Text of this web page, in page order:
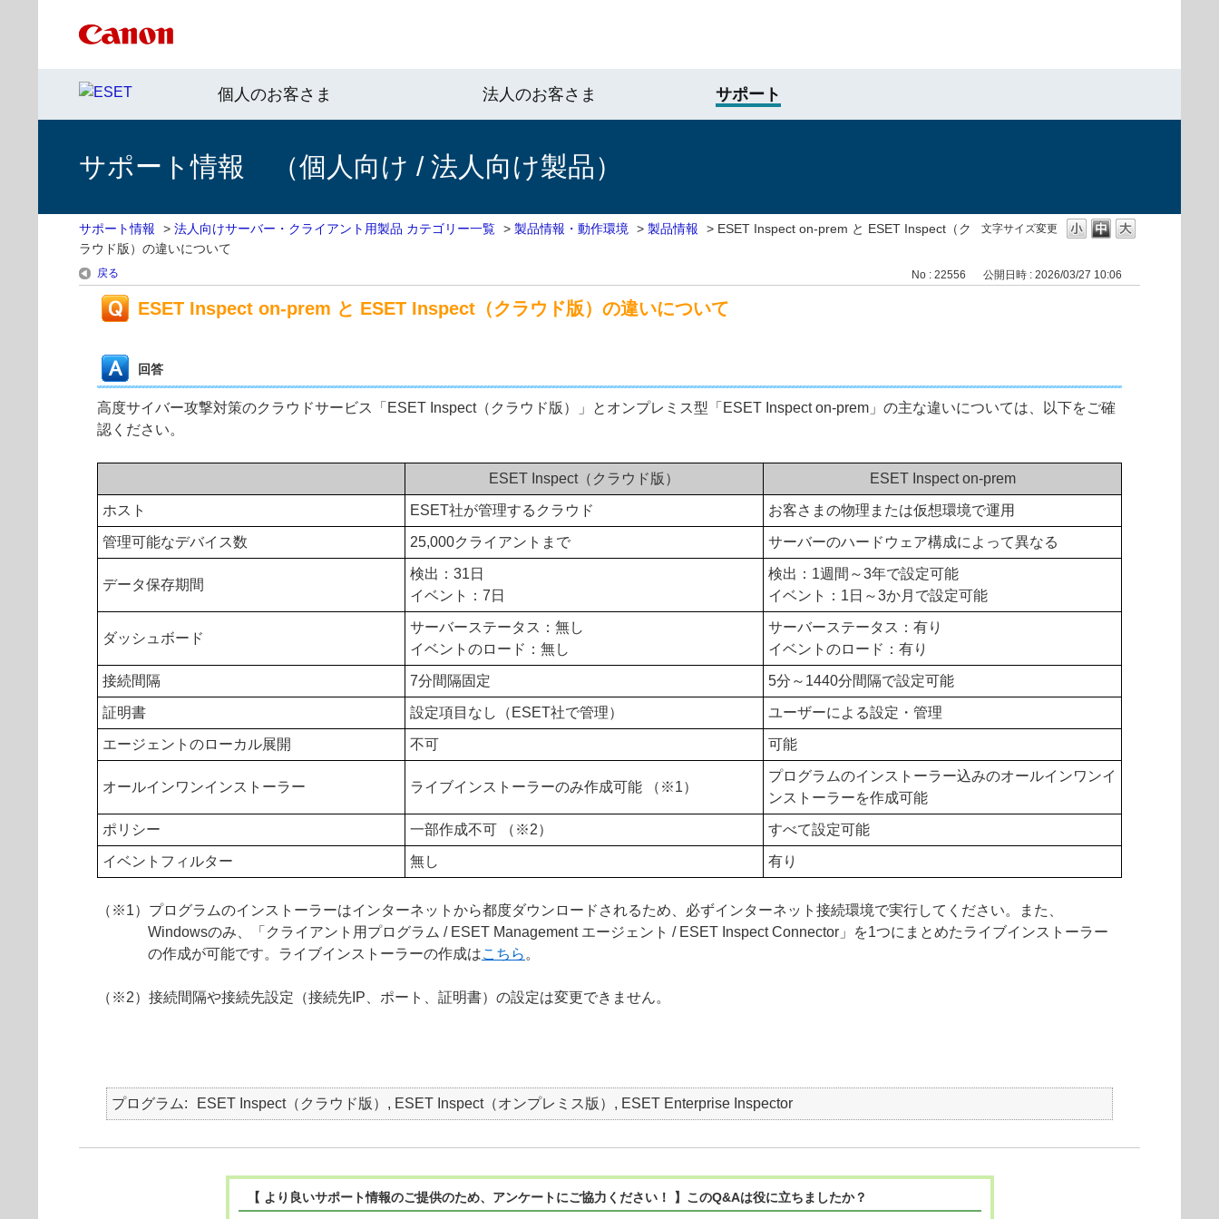
個人のお客さま 法人のお客さま サポート
サポート情報 （個人向け / 法人向け製品）
文字サイズ変更
サポート情報 > 法人向けサーバー・クライアント用製品 カテゴリー一覧 > 製品情報・動作環境 > 製品情報 > ESET Inspect on-prem と ESET Inspect（ク
ラウド版）の違いについて
戻る No : 22556 公開日時 : 2026/03/27 10:06
ESET Inspect on-prem と ESET Inspect（クラウド版）の違いについて
回答
高度サイバー攻撃対策のクラウドサービス「ESET Inspect（クラウド版）」とオンプレミス型「ESET Inspect on-prem」の主な違いについては、以下をご確
認ください。
ESET Inspect（クラウド版） ESET Inspect on-prem
ホスト ESET社が管理するクラウド お客さまの物理または仮想環境で運用
管理可能なデバイス数 25,000クライアントまで サーバーのハードウェア構成によって異なる
データ保存期間
検出：31日
イベント：7日
検出：1週間～3年で設定可能
イベント：1日～3か月で設定可能
ダッシュボード
サーバーステータス：無し
イベントのロード：無し
サーバーステータス：有り
イベントのロード：有り
接続間隔 7分間隔固定 5分～1440分間隔で設定可能
証明書 設定項目なし（ESET社で管理） ユーザーによる設定・管理
エージェントのローカル展開 不可 可能
オールインワンインストーラー ライブインストーラーのみ作成可能 （※1）
プログラムのインストーラー込みのオールインワンイ
ンストーラーを作成可能
ポリシー 一部作成不可 （※2） すべて設定可能
イベントフィルター 無し 有り
（※1）プログラムのインストーラーはインターネットから都度ダウンロードされるため、必ずインターネット接続環境で実行してください。また、
Windowsのみ、「クライアント用プログラム / ESET Management エージェント / ESET Inspect Connector」を1つにまとめたライブインストーラー
の作成が可能です。ライブインストーラーの作成はこちら 。
（※2）接続間隔や接続先設定（接続先IP、ポート、証明書）の設定は変更できません。
プログラム ESET Inspect（クラウド版）, ESET Inspect（オンプレミス版）, ESET Enterprise Inspector
【 より良いサポート情報のご提供のため、アンケートにご協力ください！ 】このQ&Aは役に立ちましたか？